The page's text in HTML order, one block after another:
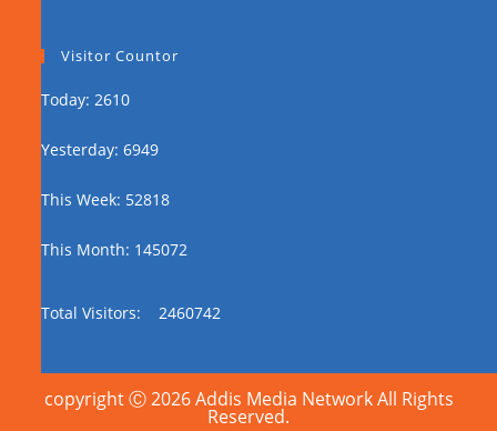
Visitor Countor
Today: 2610
Yesterday: 6949
This Week: 52818
This Month: 145072
Total Visitors: 2460742
copyright Ⓒ 2026 Addis Media Network All Rights
Reserved.